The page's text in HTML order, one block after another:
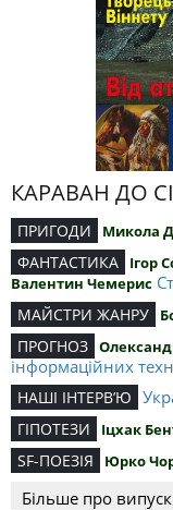
КАРАВАН ДО
ПРИГОДИ Микола
ФАНТАСТИКА Ігор
Валентин Чемерис
МАЙСТРИ ЖАНРУ
ПРОГНОЗ
інформаційних
НАШІ ІНТЕРВ’Ю
ГІПОТЕЗИ Іцхак
SF-ПОЕЗІЯ Юрко
Більше про